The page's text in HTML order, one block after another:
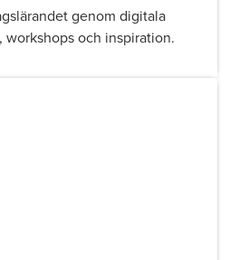
genom digitala
workshops och inspiration.